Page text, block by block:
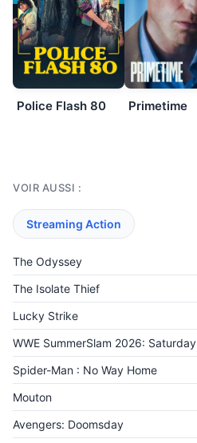
Police Flash 80 Primetime
VOIR AUSSI :
Streaming Action
The Odyssey
The Isolate Thief
Lucky Strike
WWE SummerSlam 2026: Saturday
Spider-Man : No Way Home
Mouton
Avengers: Doomsday